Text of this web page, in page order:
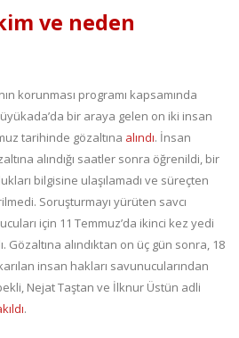
ve neden
korunması programı kapsamında
bir araya gelen on iki insan
tarihinde gözaltına alındı. İnsan
alındığı saatler sonra öğrenildi, bir
bilgisine ulaşılamadı ve süreçten
Soruşturmayı yürüten savcı
için 11 Temmuz’da ikinci kez yedi
Gözaltına alındıktan on üç gün sonra, 18
insan hakları savunucularından
Nejat Taştan ve İlknur Üstün adli
.